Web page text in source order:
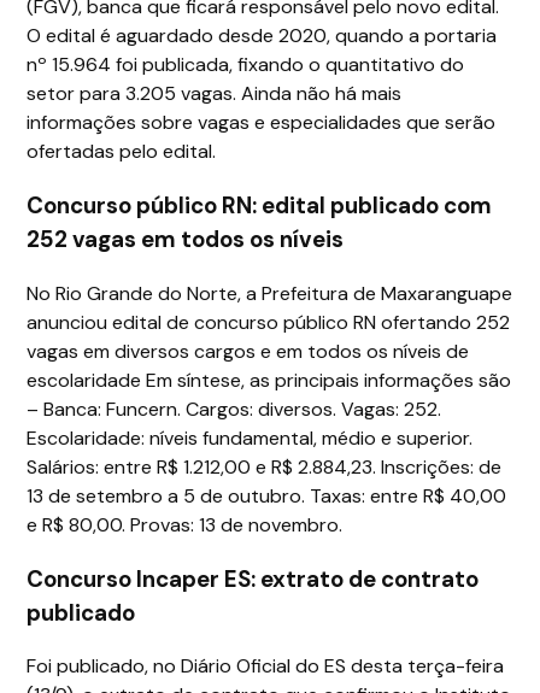
(FGV), banca que ficará responsável pelo novo edital.
O edital é aguardado desde 2020, quando a portaria
nº 15.964 foi publicada, fixando o quantitativo do
setor para 3.205 vagas. Ainda não há mais
informações sobre vagas e especialidades que serão
ofertadas pelo edital.
Concurso público RN: edital publicado com
252 vagas em todos os níveis
No Rio Grande do Norte, a Prefeitura de Maxaranguape
anunciou edital de concurso público RN ofertando 252
vagas em diversos cargos e em todos os níveis de
escolaridade Em síntese, as principais informações são
– Banca: Funcern. Cargos: diversos. Vagas: 252.
Escolaridade: níveis fundamental, médio e superior.
Salários: entre R$ 1.212,00 e R$ 2.884,23. Inscrições: de
13 de setembro a 5 de outubro. Taxas: entre R$ 40,00
e R$ 80,00. Provas: 13 de novembro.
Concurso Incaper ES: extrato de contrato
publicado
Foi publicado, no Diário Oficial do ES desta terça-feira